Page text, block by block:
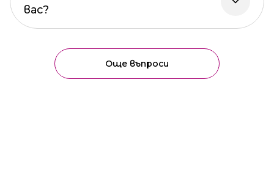
вас?
Още въпроси